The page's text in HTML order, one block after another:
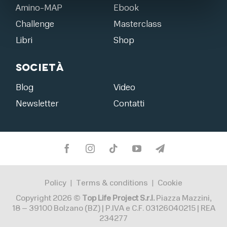
Amino-MAP
Ebook
Challenge
Masterclass
Libri
Shop
Società
Blog
Video
Newsletter
Contatti
Policy | Terms & conditions | Cookie
Copyright 2026 © Top Life Project S.r.l.Piazza Mazzini,
18 – 39100 Bolzano (BZ) | P.IVA e C.F. 03126040215 | REA
234277